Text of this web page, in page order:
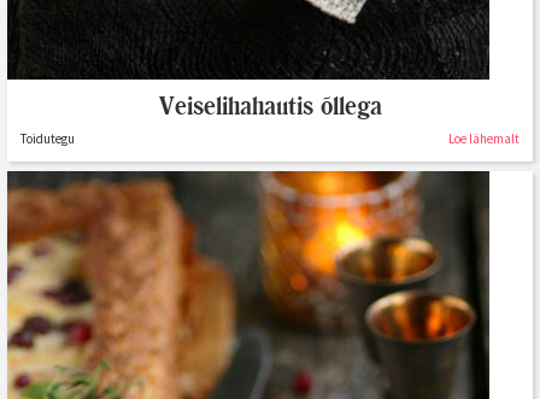
Veiselihahautis õllega
Toidutegu Loe lähemalt